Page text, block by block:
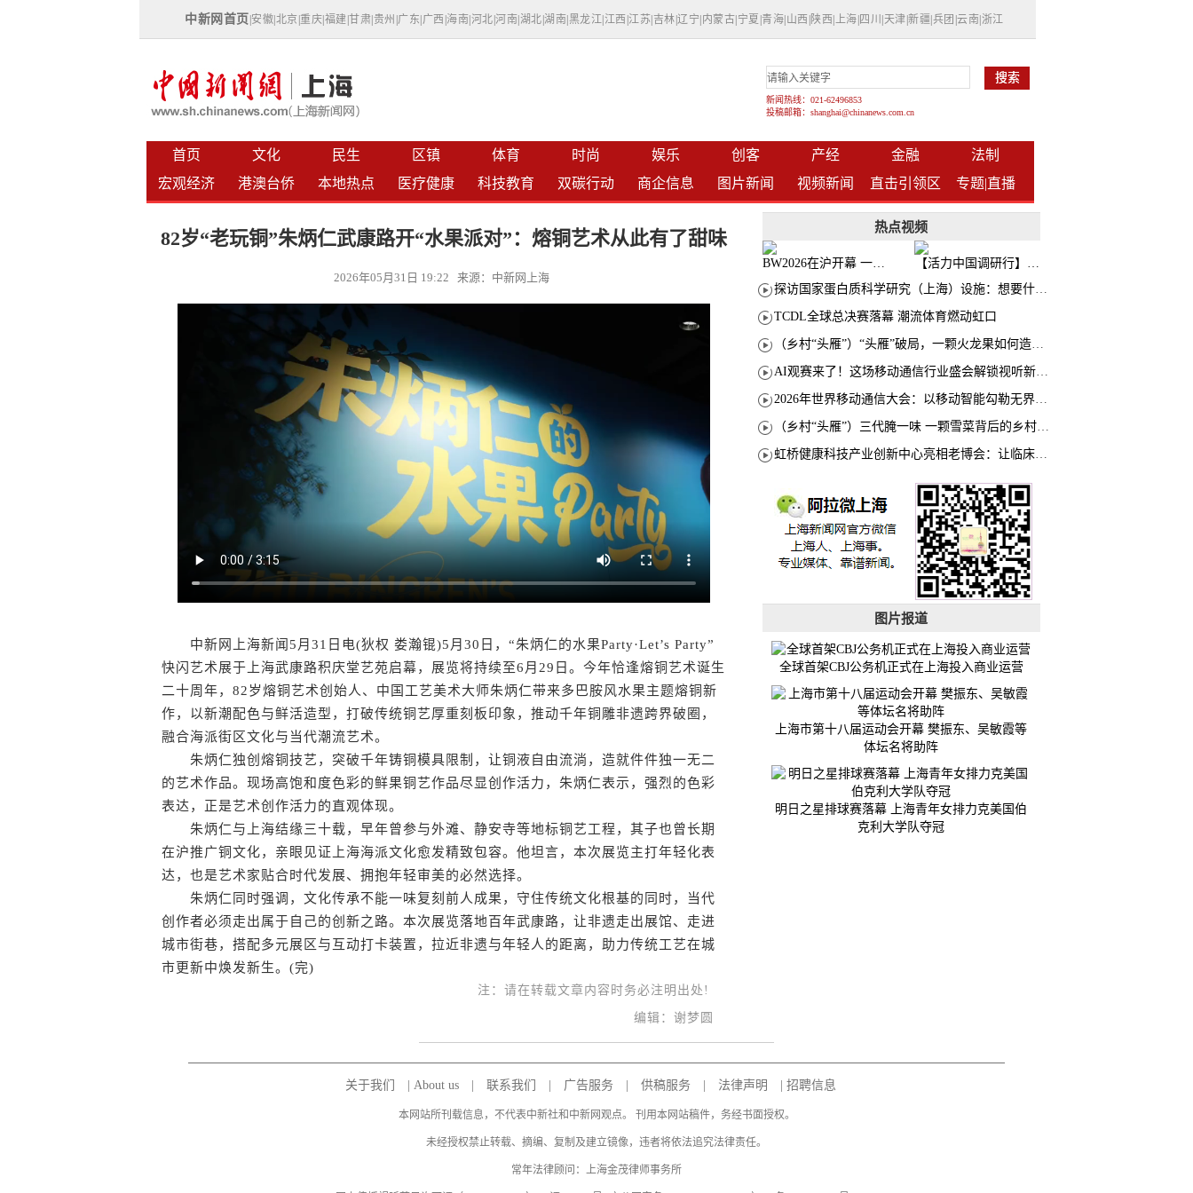
中新网首页 安徽 北京 |重庆 福建 |甘肃 贵州 广东 广西 海南 河北 |河南 湖北 |湖南 黑龙江 江西 江苏 吉林 |辽宁 内蒙古 宁夏 青海 山西 陕西 上海 四川 天津 |新疆 兵团 |云南 浙江
新闻热线：021-62496853
投稿邮箱：shanghai@chinanews.com.cn
首页 文化 民生 区镇 体育 时尚 娱乐 创客 产经 金融
法制
宏观经济
港澳台侨 本地热点 医疗健康 科技教育 双碳行动 商企信息 图片新闻 视频新闻 直击引领区 专题|直播
82岁“老玩铜”朱炳仁武康路开“水果派对”：熔铜艺术从此有了甜味
2026年05月31日 19:22 来源：中新网上海
中新网上海新闻5月31日电(狄权 娄瀚锟)5月30日，“朱炳仁的水果Party·Let’s Party”
快闪艺术展于上海武康路积庆堂艺苑启幕，展览将持续至6月29日。今年恰逢熔铜艺术诞生
二十周年，82岁熔铜艺术创始人、中国工艺美术大师朱炳仁带来多巴胺风水果主题熔铜新
作，以新潮配色与鲜活造型，打破传统铜艺厚重刻板印象，推动千年铜雕非遗跨界破圈，
融合海派街区文化与当代潮流艺术。
朱炳仁独创熔铜技艺，突破千年铸铜模具限制，让铜液自由流淌，造就件件独一无二
的艺术作品。现场高饱和度色彩的鲜果铜艺作品尽显创作活力，朱炳仁表示，强烈的色彩
表达，正是艺术创作活力的直观体现。
朱炳仁与上海结缘三十载，早年曾参与外滩、静安寺等地标铜艺工程，其子也曾长期
在沪推广铜文化，亲眼见证上海海派文化愈发精致包容。他坦言，本次展览主打年轻化表
达，也是艺术家贴合时代发展、拥抱年轻审美的必然选择。
朱炳仁同时强调，文化传承不能一味复刻前人成果，守住传统文化根基的同时，当代
创作者必须走出属于自己的创新之路。本次展览落地百年武康路，让非遗走出展馆、走进
城市街巷，搭配多元展区与互动打卡装置，拉近非遗与年轻人的距离，助力传统工艺在城
市更新中焕发新生。(完)
注：请在转载文章内容时务必注明出处!
编辑：谢梦圆
热点视频
BW2026在沪开幕 一众次元品牌集中发布全新企划
【活力中国调研行】上海机器人研究院以技术标准撬动长三角智造协同
探访国家蛋白质科学研究（上海）设施：想要什么蛋白 AI直接设计合成
TCDL全球总决赛落幕 潮流体育燃动虹口
（乡村“头雁”）“头雁”破局，一颗火龙果如何造就沪上乡村特色产业化路径
AI观赛来了！这场移动通信行业盛会解锁视听新玩法
2026年世界移动通信大会：以移动智能勾勒无界普惠新愿景
（乡村“头雁”）三代腌一味 一颗雪菜背后的乡村致富经
虹桥健康科技产业创新中心亮相老博会：让临床“需求”定义银发经济新生态
图片报道
全球首架CBJ公务机正式在上海投入商业运营
上海市第十八届运动会开幕 樊振东、吴敏霞等
体坛名将助阵
明日之星排球赛落幕 上海青年女排力克美国伯
克利大学队夺冠
关于我们 About us| 联系我们 广告服务| 供稿服务| 法律声明 招聘信息
本网站所刊载信息，不代表中新社和中新网观点。 刊用本网站稿件，务经书面授权。
未经授权禁止转载、摘编、复制及建立镜像，违者将依法追究法律责任。
常年法律顾问：上海金茂律师事务所